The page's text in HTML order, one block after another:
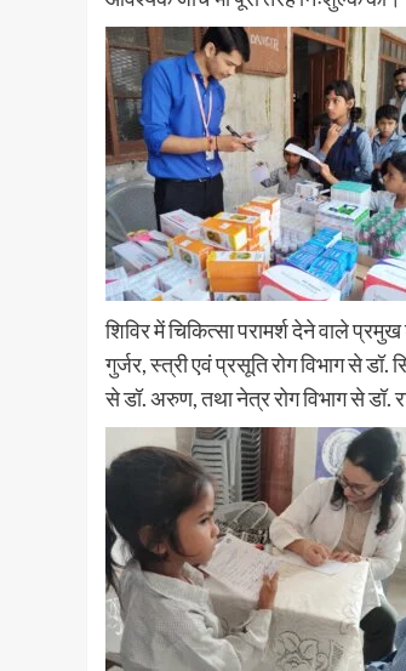
शिविर में चिकित्सा परामर्श देने वाले
गुर्जर, स्त्री एवं प्रसूति रोग विभाग से डॉ.
से डॉ. अरुण, तथा नेत्र रोग विभाग से डॉ.